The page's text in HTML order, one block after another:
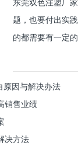
东莞双色注塑厂
题，也要付出实
的都需要有一定
原因与解决办法
销售业绩
决方法